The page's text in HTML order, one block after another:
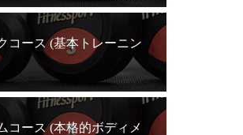
コース (基本トレーニン
コース (本格的ボディメ